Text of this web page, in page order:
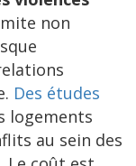
non
Des études
logements
au sein des